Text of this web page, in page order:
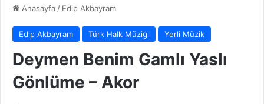
Anasayfa / Edip Akbayram
Edip Akbayram Türk Halk Müziği Yerli Müzik
Deymen Benim Gamlı Yaslı
Gönlüme – Akor